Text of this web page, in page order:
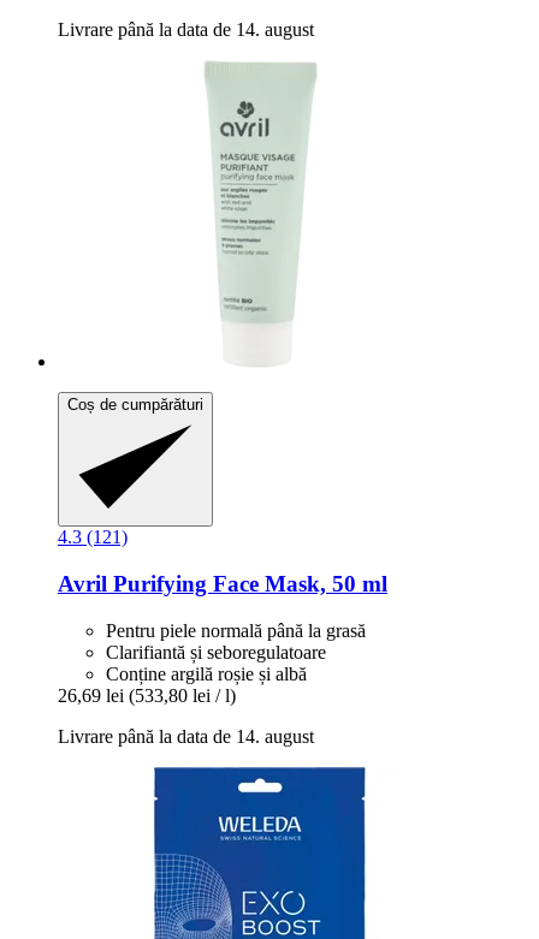
Livrare până la data de 14. august
Coș de cumpărături
4.3 (121)
Avril Purifying Face Mask, 50 ml
Pentru piele normală până la grasă
Clarifiantă și seboregulatoare
Conține argilă roșie și albă
26,69 lei (533,80 lei / l)
Livrare până la data de 14. august